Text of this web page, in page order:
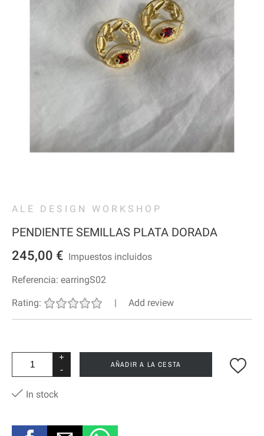
ALE DESIGN WORKSHOP
PENDIENTE SEMILLAS PLATA DORADA
245,00 € Impuestos incluidos
Referencia: earringS02
Rating: | Add review
+
-
AÑADIR A LA CESTA
In stock